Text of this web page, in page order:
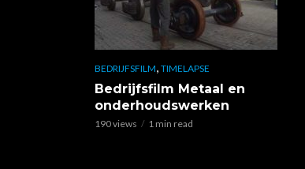
BEDRIJFSFILM, TIMELAPSE
Bedrijfsfilm Metaal en
onderhoudswerken
190 views 1 min read